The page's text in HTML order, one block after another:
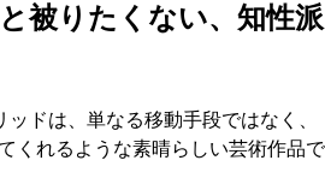
被りたくない、知性派
ッドは、単なる移動手段ではなく、
くれるような素晴らしい芸術作品で